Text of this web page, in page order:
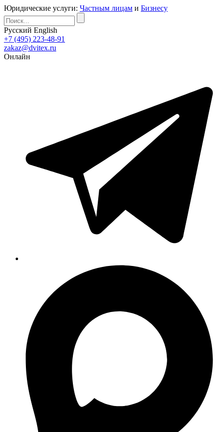
Юридические услуги: Частным лицам и Бизнесу
Русский English
+7 (495) 223-48-91
zakaz@dvitex.ru
Онлайн